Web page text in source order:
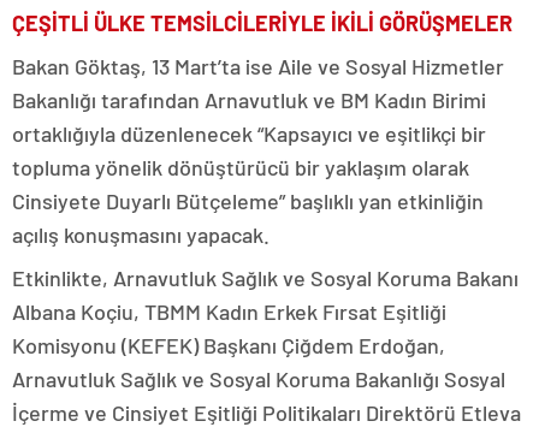
ÇEŞİTLİ ÜLKE TEMSİLCİLERİYLE İKİLİ GÖRÜŞMELER
Bakan Göktaş, 13 Mart’ta ise Aile ve Sosyal Hizmetler
Bakanlığı tarafından Arnavutluk ve BM Kadın Birimi
ortaklığıyla düzenlenecek “Kapsayıcı ve eşitlikçi bir
topluma yönelik dönüştürücü bir yaklaşım olarak
Cinsiyete Duyarlı Bütçeleme” başlıklı yan etkinliğin
açılış konuşmasını yapacak.
Etkinlikte, Arnavutluk Sağlık ve Sosyal Koruma Bakanı
Albana Koçiu, TBMM Kadın Erkek Fırsat Eşitliği
Komisyonu (KEFEK) Başkanı Çiğdem Erdoğan,
Arnavutluk Sağlık ve Sosyal Koruma Bakanlığı Sosyal
İçerme ve Cinsiyet Eşitliği Politikaları Direktörü Etleva